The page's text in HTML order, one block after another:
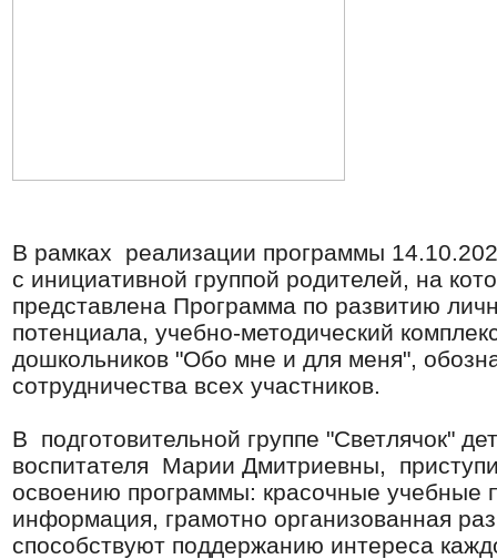
В рамках реализации программы
с инициативной группой родителей, на
представлена Программа по развитию
потенциала, учебно-методический
дошкольников "Обо мне и для меня",
сотрудничества всех участников.
В подготовительной группе "Светлячок"
воспитателя Марии Дмитриевны,
освоению программы: красочные учебные
информация, грамотно организованная
способствуют поддержанию интереса